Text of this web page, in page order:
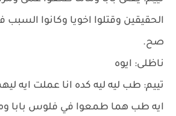
الحقيقين وقتلوا اخويا وكانوا السبب
صح.
ناظلى: ايوه
تييم: طب ليه ليه كده انا عملت ايه ليهم
ايه طب هما طمعوا في فلوس بابا